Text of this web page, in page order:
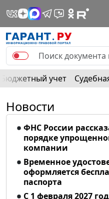
Бюджетный учет
Новости
ФНС России
порядке
компании
Временное
оформляется
паспорта
С 1 февраля 2027